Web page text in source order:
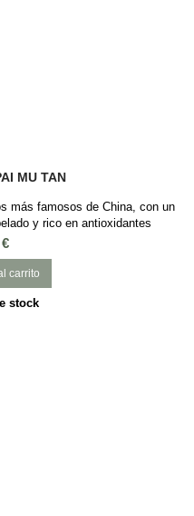
MU TAN
más famosos de China, con un
y rico en antioxidantes
de China
carrito
stock